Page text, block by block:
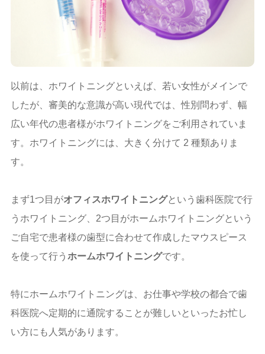
以前は、ホワイトニングといえば、若い女性がメインで
したが、審美的な意識が高い現代では、性別問わず、幅
広い年代の患者様がホワイトニングをご利用されていま
す。ホワイトニングには、大きく分けて 2 種類ありま
す。
まず1つ目がオフィスホワイトニングという歯科医院で行
うホワイトニング、2つ目がホームホワイトニングという
ご自宅で患者様の歯型に合わせて作成したマウスピース
を使って行う ホームホワイトニングです。
特にホームホワイトニングは、お仕事や学校の都合で歯
科医院へ定期的に通院することが難しいといったお忙し
い方にも人気があります。